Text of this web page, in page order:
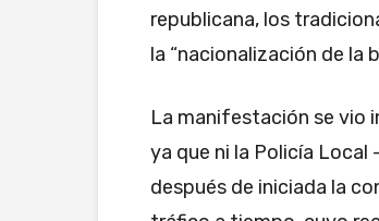
republicana, los
la “nacionalización de la
La manifestación se vio
ya que ni la Policía Local
después de iniciada la